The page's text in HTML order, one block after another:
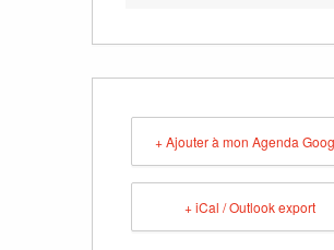
+ Ajouter à mon Agenda
+ iCal / Outlook export